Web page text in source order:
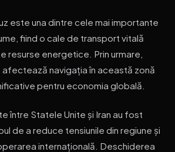
este una dintre cele mai importante
fiind o cale de transport vitală
resurse energetice. Prin urmare,
navigația în această zonă
pentru economia globală.
între Statele Unite și Iran au fost
de a reduce tensiunile din regiune și
internațională. Deschiderea